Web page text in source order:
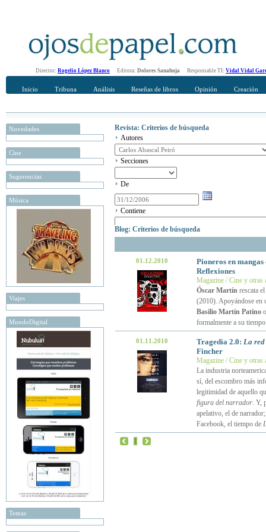
Director: Rogelio López Blanco Editora: Dolores Sanahuja Responsable TI: Vidal Vidal
Inicio Tribuna Análisis Reseñas de libros Opinión Creación
Novedades
Cine
Sugerencias
Música
Viajes
MundoDigital
Temas
Revista: Criterios de búsqueda
Autores
Secciones
De
Contiene
Blog: Criterios de búsqueda
01.12.2010
Pioneros en
Reflexiones
Magazine / Cine y otras
Óscar Martínrescata
(2010). Apoyándose en
Basilio Martín Patino
formalmente a su
01.11.2010 Tragedia 2.0: La
Fincher
Magazine / Cine y otras
La industria
sí, del escombro más
legitimidad de aquello
figura del narrador. Y,
apelativo, el de
Facebook, el tiempo de
1